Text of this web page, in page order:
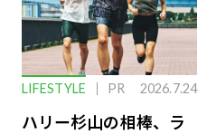
LIFESTYLE PR 2026.7.24
ハリー杉山の相棒、ラ